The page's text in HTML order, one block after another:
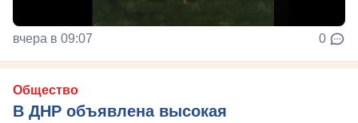
вчера в 09:07 0
Общество
В ДНР объявлена высокая